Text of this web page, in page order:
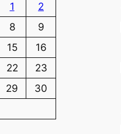
1
2
8
9
15
16
22
23
29
30